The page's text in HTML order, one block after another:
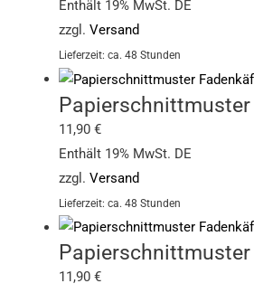
Enthält 19% MwSt. DE
zzgl. Versand
Lieferzeit: ca. 48 Stunden
11,90 €
Enthält 19% MwSt. DE
zzgl. Versand
Lieferzeit: ca. 48 Stunden
11,90 €